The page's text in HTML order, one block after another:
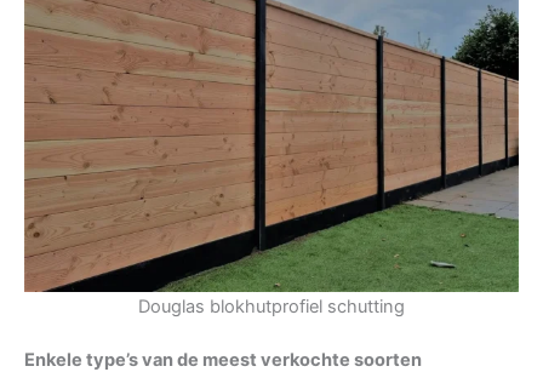
Douglas blokhutprofiel schutting
Enkele type’s van de meest verkochte soorten